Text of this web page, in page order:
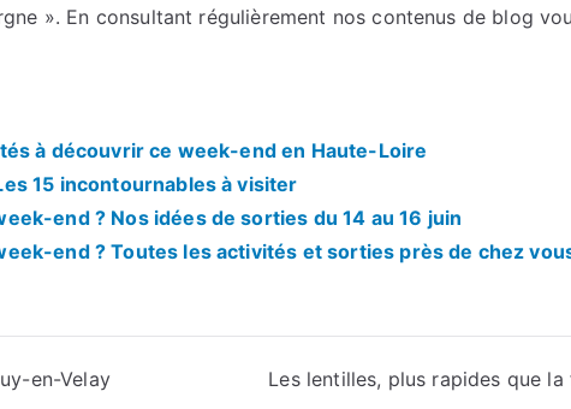
». En consultant régulièrement nos contenus de blog
à découvrir ce week-end en Haute-Loire
15 incontournables à visiter
end ? Nos idées de sorties du 14 au 16 juin
end ? Toutes les activités et sorties près de chez
en-Velay Les lentilles, plus rapides que